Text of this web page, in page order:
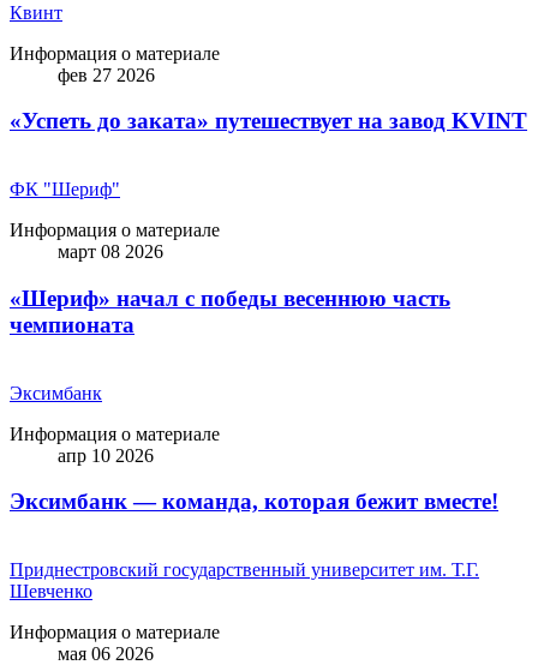
Квинт
Информация о материале
фев 27 2026
«Успеть до заката» путешествует на завод KVINT
ФК "Шериф"
Информация о материале
март 08 2026
«Шериф» начал с победы весеннюю часть
чемпионата
Эксимбанк
Информация о материале
апр 10 2026
Эксимбанк — команда, которая бежит вместе!
Приднестровский государственный университет им. Т.Г.
Шевченко
Информация о материале
мая 06 2026